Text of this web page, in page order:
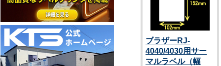
ブラザーRJ-
4040/4030用サー
マルラベル（幅